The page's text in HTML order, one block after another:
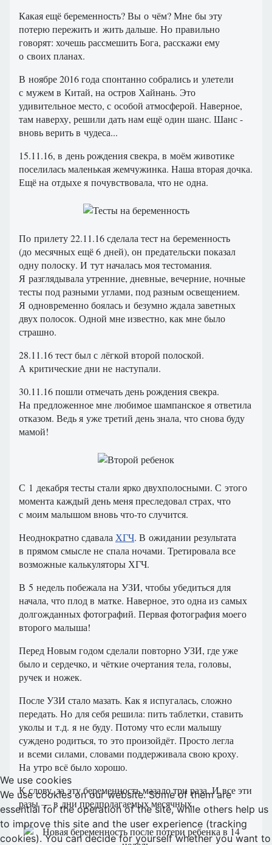
Какая ещё беременность? Вы о чём? Мне бы эту
потерю пережить и жить дальше. Но правильно
говорят: хочешь рассмешить Бога, расскажи ему
о своих планах.
В ноябре 2016 года спонтанно собрались и улетели
с мужем в Китай, на остров Хайнань. Это
удивительное место, с особой атмосферой. Наверное,
там наверху, решили дать нам ещё один шанс. Шанс -
вновь верить в чудеса...
15.11.16, в день рождения свекра, в моём животике
поселилась маленькая жемчужинка. Наша вторая дочка.
Ещё на отдыхе я почувствовала, что не одна.
По прилету 22.11.16 сделала тест на беременность
(до месячных ещё 6 дней), он предательски показал
одну полоску. И тут началась моя тестомания.
Я разглядывала утренние, дневные, вечерние, ночные
тесты под разными углами, под разным освещением.
Я одновременно боялась и безумно ждала заветных
двух полосок. Одной мне известно, как мне было
страшно.
28.11.16 тест был с лёгкой второй полоской.
А критические дни не наступали.
30.11.16 пошли отмечать день рождения свекра.
На предложенное мне любимое шампанское я ответила
отказом. Ведь я уже третий день знала, что снова буду
мамой!
С 1 декабря тесты стали ярко двухполосными. С этого
момента каждый день меня преследовал страх, что
с моим малышом вновь что-то случится.
Неоднократно сдавала ХГЧ. В ожидании результата
в прямом смысле не спала ночами. Третировала все
возможные калькуляторы ХГЧ.
В 5 недель побежала на УЗИ, чтобы убедиться для
начала, что плод в матке. Наверное, это одна из самых
долгожданных фотографий. Первая фотография моего
второго малыша!
Перед Новым годом сделали повторно УЗИ, где уже
было и сердечко, и чёткие очертания тела, головы,
ручек и ножек.
После УЗИ стало мазать. Как я испугалась, сложно
передать. Но для себя решила: пить таблетки, ставить
уколы и т.д. я не буду. Потому что если малышу
суждено родиться, то это произойдёт. Просто легла
и всеми силами, словами поддерживала свою кроху.
На утро всё было хорошо.
К слову, за эту беременность мазало три раза. И все эти
разы — в дни предполагаемых месячных.
We use cookies
We use cookies on our website. Some of them are
essential for the operation of the site, while others help us
to improve this site and the user experience (tracking
cookies). You can decide for yourself whether you want to